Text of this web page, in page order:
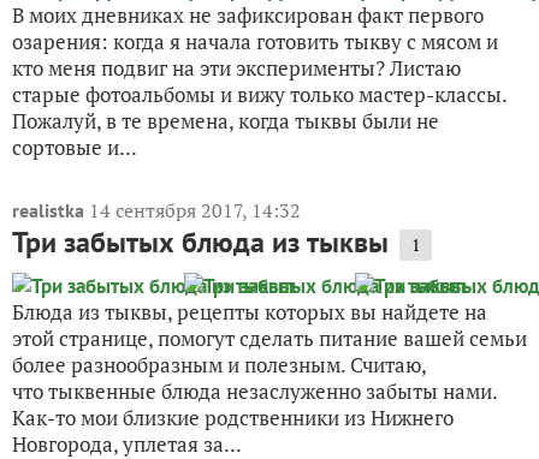
В моих дневниках не зафиксирован факт первого
озарения: когда я начала готовить тыкву с мясом и
кто меня подвиг на эти эксперименты? Листаю
старые фотоальбомы и вижу только мастер-классы.
Пожалуй, в те времена, когда тыквы были не
сортовые и...
realistka 14 сентября 2017, 14:32
Три забытых блюда из тыквы 1
Блюда из тыквы, рецепты которых вы найдете на
этой странице, помогут сделать питание вашей семьи
более разнообразным и полезным. Считаю,
что тыквенные блюда незаслуженно забыты нами.
Как-то мои близкие родственники из Нижнего
Новгорода, уплетая за...